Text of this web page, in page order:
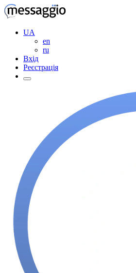
UA
en
ru
Вхід
Реєстрація